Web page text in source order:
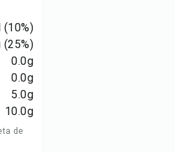
(10%)
(25%)
0.0g
0.0g
5.0g
10.0g
de